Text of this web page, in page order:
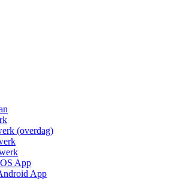
(overdag)
App
App